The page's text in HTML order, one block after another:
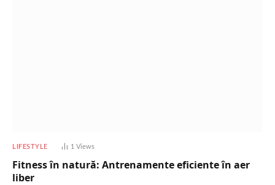
LIFESTYLE 1 Views
Fitness în natură: Antrenamente eficiente în aer
liber